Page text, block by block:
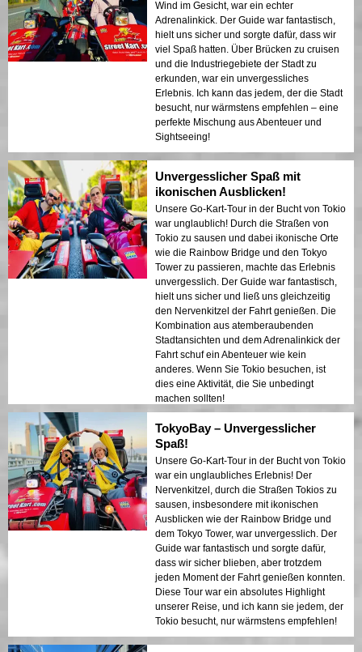
Wind im Gesicht, war ein echter
Adrenalinkick. Der Guide war fantastisch,
hielt uns sicher und sorgte dafür, dass wir
viel Spaß hatten. Über Brücken zu cruisen
und die Industriegebiete der Stadt zu
erkunden, war ein unvergessliches
Erlebnis. Ich kann das jedem, der die Stadt
besucht, nur wärmstens empfehlen – eine
perfekte Mischung aus Abenteuer und
Sightseeing!
Unvergesslicher Spaß mit
ikonischen Ausblicken!
Unsere Go-Kart-Tour in der Bucht von Tokio
war unglaublich! Durch die Straßen von
Tokio zu sausen und dabei ikonische Orte
wie die Rainbow Bridge und den Tokyo
Tower zu passieren, machte das Erlebnis
unvergesslich. Der Guide war fantastisch,
hielt uns sicher und ließ uns gleichzeitig
den Nervenkitzel der Fahrt genießen. Die
Kombination aus atemberaubenden
Stadtansichten und dem Adrenalinkick der
Fahrt schuf ein Abenteuer wie kein
anderes. Wenn Sie Tokio besuchen, ist
dies eine Aktivität, die Sie unbedingt
machen sollten!
TokyoBay – Unvergesslicher
Spaß!
Unsere Go-Kart-Tour in der Bucht von Tokio
war ein unglaubliches Erlebnis! Der
Nervenkitzel, durch die Straßen Tokios zu
sausen, insbesondere mit ikonischen
Ausblicken wie der Rainbow Bridge und
dem Tokyo Tower, war unvergesslich. Der
Guide war fantastisch und sorgte dafür,
dass wir sicher blieben, aber trotzdem
jeden Moment der Fahrt genießen konnten.
Diese Tour war ein absolutes Highlight
unserer Reise, und ich kann sie jedem, der
Tokio besucht, nur wärmstens empfehlen!